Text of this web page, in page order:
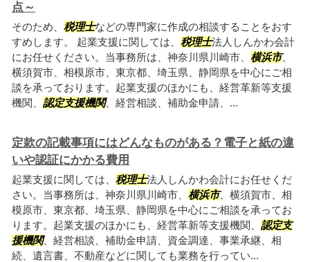
点～
そのため、 税理士などの専門家に作成の相談することをおす
すめします。 起業支援に関しては、 税理士法人しんかわ会計
にお任せください。当事務所は、神奈川県川崎市、 横浜市、
横須賀市、相模原市、東京都、埼玉県、静岡県を中心にご相
談を承っております。起業支援のほかにも、経営革新等支援
機関、 認定支援機関、経営相談、補助金申請、...
定款の記載事項にはどんなものがある？電子と紙の違
いや認証にかかる費用
起業支援に関しては、 税理士法人しんかわ会計にお任せくだ
さい。当事務所は、神奈川県川崎市、 横浜市、横須賀市、相
模原市、東京都、埼玉県、静岡県を中心にご相談を承ってお
ります。起業支援のほかにも、経営革新等支援機関、 認定支
援機関、経営相談、補助金申請、資金調達、事業承継、相
続、遺言書、不動産などに関しても業務を行ってい...